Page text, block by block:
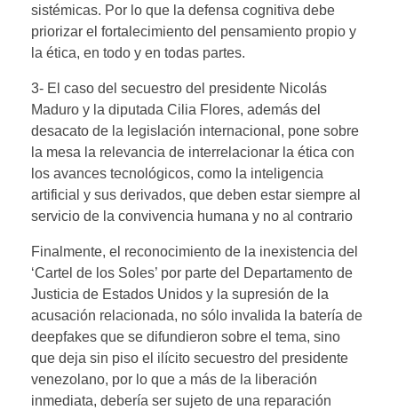
sistémicas. Por lo que la defensa cognitiva debe
priorizar el fortalecimiento del pensamiento propio y
la ética, en todo y en todas partes.
3- El caso del secuestro del presidente Nicolás
Maduro y la diputada Cilia Flores, además del
desacato de la legislación internacional, pone sobre
la mesa la relevancia de interrelacionar la ética con
los avances tecnológicos, como la inteligencia
artificial y sus derivados, que deben estar siempre al
servicio de la convivencia humana y no al contrario
Finalmente, el reconocimiento de la inexistencia del
‘Cartel de los Soles’ por parte del Departamento de
Justicia de Estados Unidos y la supresión de la
acusación relacionada, no sólo invalida la batería de
deepfakes que se difundieron sobre el tema, sino
que deja sin piso el ilícito secuestro del presidente
venezolano, por lo que a más de la liberación
inmediata, debería ser sujeto de una reparación